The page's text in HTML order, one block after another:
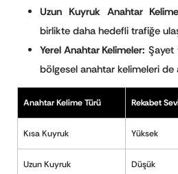
Uzun Kuyruk Anahtar
birlikte daha hedefli trafiğe
Yerel Anahtar Kelimeler: Şayet
bölgesel anahtar kelimeleri de
Anahtar Kelime Türü Rekabet
Kısa Kuyruk Yüksek
Uzun Kuyruk Düşük